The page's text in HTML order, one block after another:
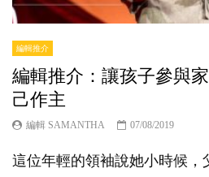
編輯推介
編輯推介：讓孩子參與
己作主
編輯 SAMANTHA 07/08/2019
這位年輕的領袖說她小時候，